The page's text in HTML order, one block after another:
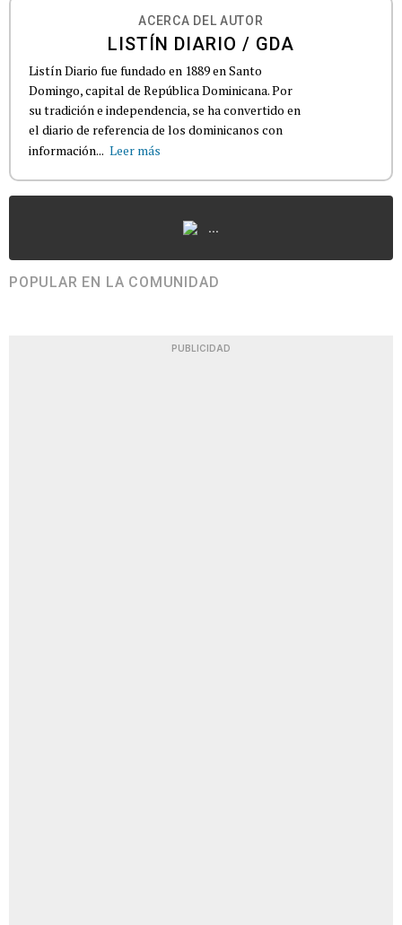
ACERCA DEL AUTOR
LISTÍN DIARIO / GDA
Listín Diario fue fundado en 1889 en Santo
Domingo, capital de República Dominicana. Por
su tradición e independencia, se ha convertido en
el diario de referencia de los dominicanos con
información... Leer más
...
POPULAR EN LA COMUNIDAD
PUBLICIDAD